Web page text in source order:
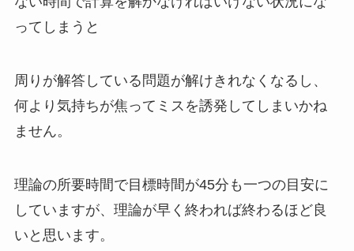
ってしまうと
周りが解答している問題が解けきれなくなるし、
何より気持ちが焦ってミスを誘発してしまいかね
ません。
理論の所要時間で目標時間が45分も一つの目安に
していますが、理論が早く終われば終わるほど良
いと思います。